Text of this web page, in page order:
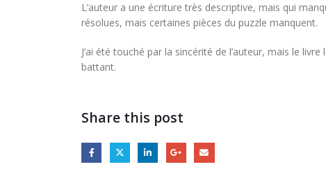
L’auteur a une écriture très descriptive, mais qui
résolues, mais certaines pièces du puzzle manquent.
J’ai été touché par la sincérité de l’auteur, mais le
battant.
Share this post